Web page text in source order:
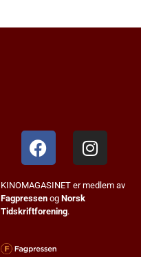
KINOMAGASINET er medlem av
Fagpressen og Norsk
Tidskriftforening.